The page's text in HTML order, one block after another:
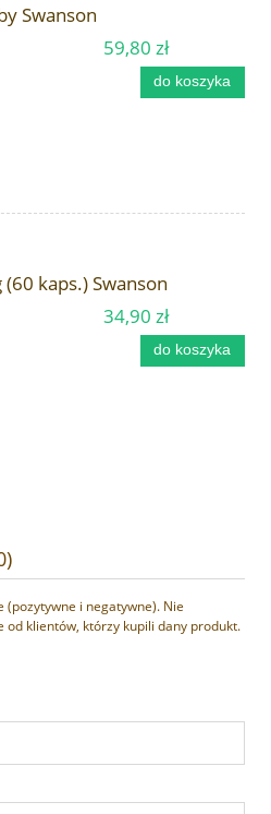
Swanson
59,80 zł
do koszyka
kaps.) Swanson
34,90 zł
do koszyka
(pozytywne i negatywne). Nie
od klientów, którzy kupili dany produkt.